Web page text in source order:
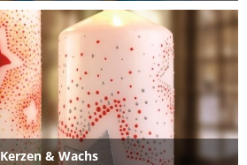
Kerzen & Wachs